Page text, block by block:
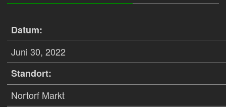
Datum:
Juni 30, 2022
Standort:
Nortorf Markt